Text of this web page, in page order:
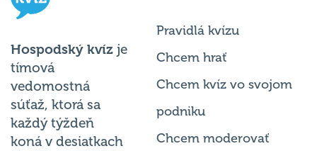
Hospodský kvíz je
tímová
vedomostná
súťaž, ktorá sa
každý týždeň
koná v desiatkach
Pravidlá kvízu
Chcem hrať
Chcem kvíz vo svojom
podniku
Chcem moderovať